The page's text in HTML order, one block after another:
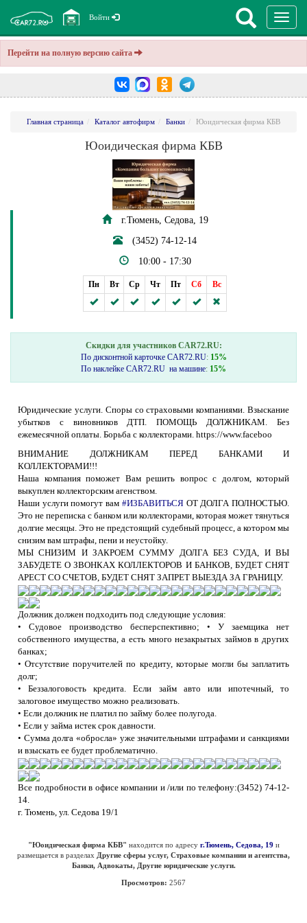
Перейти на полную версию сайта
Войти
Главная страница Каталог автофирм Банки Юоидическая фирма КБВ
Юоидическая фирма КБВ
г.Тюмень, Седова, 19
(3452) 74-12-14
10:00 - 17:30
Пн Вт Ср Чт Пт Сб Вс
Скидки для участников CAR72.RU:
По дисконтной карточке CAR72.RU: 15%
По наклейке CAR72.RU на машине: 15%
Юридические услуги. Споры со страховыми компаниями. Взыскание
убытков с виновников ДТП. ПОМОЩЬ ДОЛЖНИКАМ. Без
ежемесячной оплаты. Борьба с коллекторами. https://www.faceboo
ВНИМАНИЕ ДОЛЖНИКАМ ПЕРЕД БАНКАМИ И
КОЛЛЕКТОРАМИ!!!
Наша компания поможет Вам решить вопрос с долгом, который
выкуплен коллекторским агенством.
Наши услуги помогут вам #ИЗБАВИТЬСЯОТ ДОЛГА ПОЛНОСТЬЮ.
Это не переписка с банком или коллекторами, которая может тянуться
долгие месяцы. Это не предстоящий судебный процесс, а котором мы
снизим вам штрафы, пени и неустойку.
МЫ СНИЗИМ И ЗАКРОЕМ СУММУ ДОЛГА БЕЗ СУДА, И ВЫ
ЗАБУДЕТЕ О ЗВОНКАХ КОЛЛЕКТОРОВ И БАНКОВ, БУДЕТ СНЯТ
АРЕСТ СО СЧЕТОВ, БУДЕТ СНЯТ ЗАПРЕТ ВЫЕЗДА ЗА ГРАНИЦУ.
Должник должен подходить под следующие условия:
• Судовое производство бесперспективно; • У заемщика нет
собственного имущества, а есть много незакрытых займов в других
банках;
• Отсутствие поручителей по кредиту, которые могли бы заплатить
долг;
• Беззалоговость кредита. Если займ авто или ипотечный, то
залоговое имущество можно реализовать.
• Если должник не платил по займу более полугода.
• Если у займа истек срок давности.
• Сумма долга «обросла» уже значительными штрафами и санкциями
и взыскать ее будет проблематично.
Все подробности в офисе компании и /или по телефону:(3452) 74-12-
14.
г. Тюмень, ул. Седова 19/1
"Юоидическая фирма КБВ" находится по адресу г.Тюмень, Седова, 19 и
размещается в разделах Другие сферы услуг, Страховые компании и агентства,
Банки, Адвокаты, Другие юридические услуги.
Просмотров: 2567